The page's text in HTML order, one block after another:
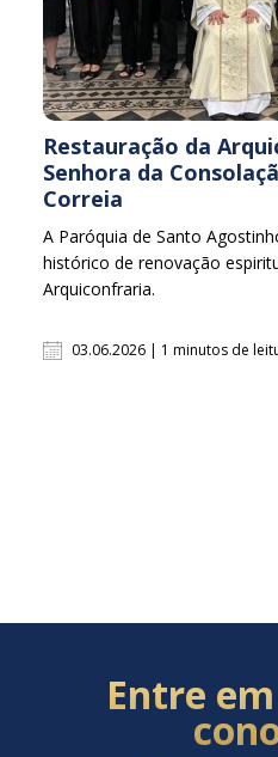
Restauração da
Senhora da
Correia
A Paróquia de Santo
histórico de renovação
Arquiconfraria.
03.06.2026 | 1 minutos de
Entre